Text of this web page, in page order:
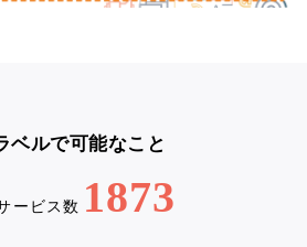
ベルで可能なこと
ービス数 1873